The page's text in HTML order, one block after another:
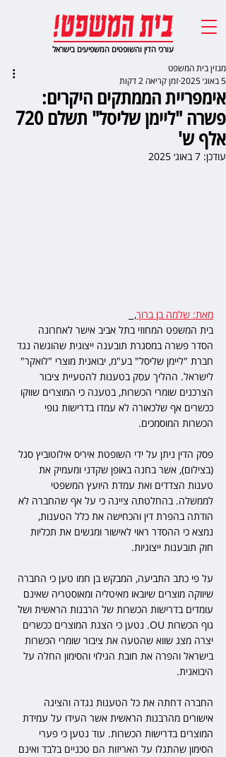
עורכי הדין והשופטים המשפיעים בישראל
אימפריית הממתקים היקרים:
פשרה "ליימן שליסל" תשלם 720
אלף ש'
מגזין בית המשפט
5 באוג׳ 2025
זמן קריאה 2 דקות
עודכן: 7 באוג׳ 2025
מאת: שלמה בן ברוך,
בית המשפט המחוזי בתל אביב אישר לאחרונה
הסדר פשרה במסגרת תובענה ייצוגית שהוגשה נגד
חברת "ליימן שליסל" בע"מ, יבואנית מוצרי "לואקר"
לישראל. ההליך עסק בטענות להטעיית ציבור
הצרכנים שומרי הכשרות, בטענה כי המוצרים שווקו
ככשרים אף שלכאורה לא עמדו בדרישות גופי
הכשרות המוסמכים.
פסק הדין ניתן על ידי השופטת איריס אילוטוביץ סגל
(בצילום), אשר בחנה באופן שקדני ומעמיק את
טענות הצדדים ואת עמדת היועץ המשפטי
לממשלה. בהחלטתה ציינה כי על אף שהחברה לא
הודתה בהפרת דין והכחישה את כלל הטענות,
נמצא כי ההסדר ראוי לאישור ומגשים את תכליות
חוק תובענות ייצוגיות.
על פי כתב התביעה, המבקש בן חמו טען כי החברה
שיווקה מוצרים שיובאו מאיטליה ומאוסטריה שאינם
עומדים בדרישות הכשרות של הרבנות הראשית ושל
גוף הכשרות OU. נטען כי הצגת המוצרים ככשרים
יצרה מצג שווא שהטעה את ציבור שומרי הכשרות
בישראל והפרה את חובת הגילוי והסימון החלה על
היבואנית.
החברה דחתה את כל הטענות נגדה והציגה
אישורים מהרבנות הראשית אשר העידו על עמידת
המוצרים בדרישות הכשרות. עוד נטען כי פערי
הסימון שהתגלו על האריזות הם טכניים בלבד ואינם